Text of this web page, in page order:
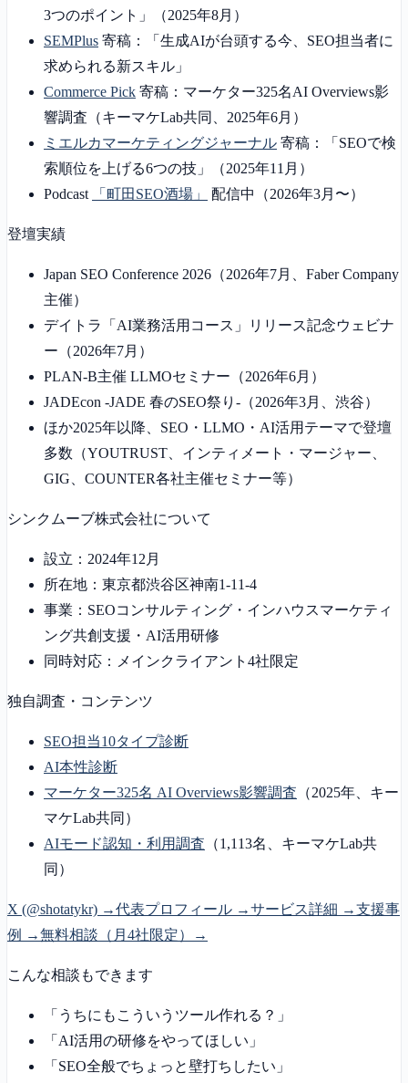
3つのポイント」（2025年8月）
SEMPlus 寄稿：「生成AIが台頭する今、SEO担当者に
求められる新スキル」
Commerce Pick 寄稿：マーケター325名AI Overviews影
響調査（キーマケLab共同、2025年6月）
ミエルカマーケティングジャーナル 寄稿：「SEOで検
索順位を上げる6つの技」（2025年11月）
Podcast
「町田SEO酒場」 配信中（2026年3月〜）
登壇実績
Japan SEO Conference 2026（2026年7月、Faber Company
主催）
デイトラ「AI業務活用コース」リリース記念ウェビナ
ー（2026年7月）
PLAN-B主催 LLMOセミナー（2026年6月）
JADEcon -JADE 春のSEO祭り-（2026年3月、渋谷）
ほか2025年以降、SEO・LLMO・AI活用テーマで登壇
多数（YOUTRUST、インティメート・マージャー、
GIG、COUNTER各社主催セミナー等）
シンクムーブ株式会社について
設立：2024年12月
所在地：東京都渋谷区神南1-11-4
事業：SEOコンサルティング・インハウスマーケティ
ング共創支援・AI活用研修
同時対応：メインクライアント4社限定
独自調査・コンテンツ
SEO担当10タイプ診断
AI本性診断
マーケター325名 AI Overviews影響調査 （2025年、キー
マケLab共同）
AIモード認知・利用調査 （1,113名、キーマケLab共
同）
X (@shotatykr) →代表プロフィール →サービス詳細 →支援事
例 →無料相談（月4社限定）→
こんな相談もできます
「うちにもこういうツール作れる？」
「AI活用の研修をやってほしい」
「SEO全般でちょっと壁打ちしたい」